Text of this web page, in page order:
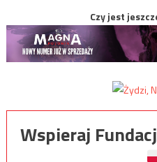
Czy jest
Wspieraj